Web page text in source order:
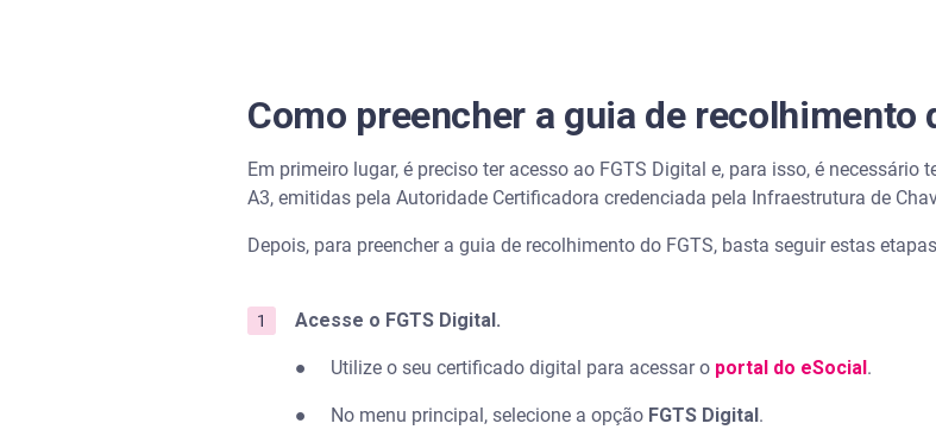
Como preencher a guia de recolhimento
Em primeiro lugar, é preciso ter acesso ao FGTS Digital e, para isso, é
A3, emitidas pela Autoridade Certificadora credenciada pela Infraestrutura de
Depois, para preencher a guia de recolhimento do FGTS, basta seguir estas
Acesse o FGTS Digital.
● Utilize o seu certificado digital para acessar o portal do eSocial.
● No menu principal, selecione a opção FGTS Digital.